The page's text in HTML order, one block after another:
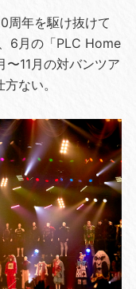
周年を駆け抜けて
6月の「PLC Home
11月の対バンツア
ない。